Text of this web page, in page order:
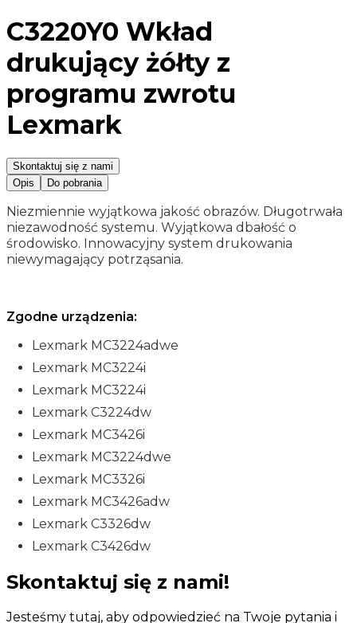
C3220Y0 Wkład
drukujący żółty z
programu zwrotu
Lexmark
Skontaktuj się z nami
Opis
Do pobrania
Niezmiennie wyjątkowa jakość obrazów. Długotrwała
niezawodność systemu. Wyjątkowa dbałość o
środowisko. Innowacyjny system drukowania
niewymagający potrząsania.
Zgodne urządzenia:
Lexmark MC3224adwe
Lexmark MC3224i
Lexmark MC3224i
Lexmark C3224dw
Lexmark MC3426i
Lexmark MC3224dwe
Lexmark MC3326i
Lexmark MC3426adw
Lexmark C3326dw
Lexmark C3426dw
Skontaktuj się z nami!
Jesteśmy tutaj, aby odpowiedzieć na Twoje pytania i